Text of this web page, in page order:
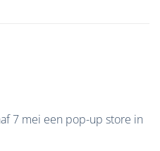
7 mei een pop-up store in